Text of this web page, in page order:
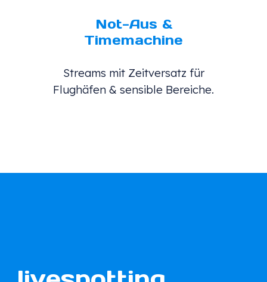
Not-Aus &
Timemachine
Streams mit Zeitversatz für
Flughäfen & sensible Bereiche.